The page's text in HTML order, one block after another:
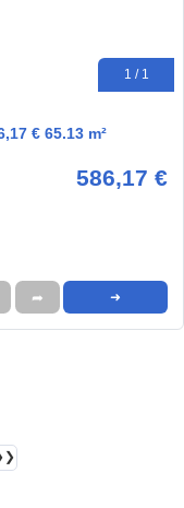
1 / 1
€ 65.13 m²
586,17 €
➦ ➜